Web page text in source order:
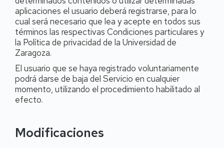
aplicaciones el usuario deberá registrarse, para lo
cual será necesario que lea y acepte en todos sus
términos las respectivas Condiciones particulares y
la Política de privacidad de la Universidad de
Zaragoza.
El usuario que se haya registrado voluntariamente
podrá darse de baja del Servicio en cualquier
momento, utilizando el procedimiento habilitado al
efecto.
Modificaciones